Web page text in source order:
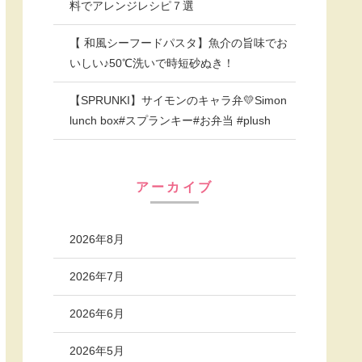
料でアレンジレシピ７選
【 和風シーフードパスタ】魚介の旨味でお
いしい♪50℃洗いで時短砂ぬき！
【SPRUNKI】サイモンのキャラ弁💛Simon
lunch box#スプランキー#お弁当 #plush
アーカイブ
2026年8月
2026年7月
2026年6月
2026年5月